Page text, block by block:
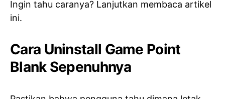
Ingin tahu caranya? Lanjutkan membaca artikel
ini.
Cara Uninstall Game Point
Blank Sepenuhnya